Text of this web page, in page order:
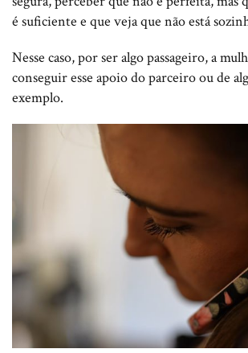
é suficiente e que veja que não está
Nesse caso, por ser algo passageiro, a
conseguir esse apoio do parceiro ou de
exemplo.